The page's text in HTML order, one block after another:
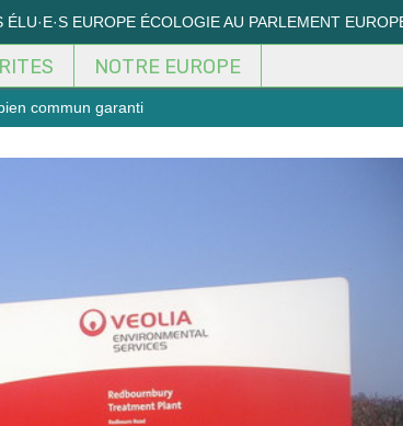
EUROPE ÉCOLOGIE AU PARLEMENT
NOTRE EUROPE
commun garanti